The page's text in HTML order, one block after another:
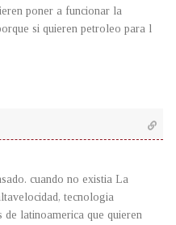
poner a funcionar la
si quieren petroleo para l
cuando no existia La
tecnologia
latinoamerica que quieren